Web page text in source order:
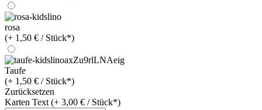
rosa
(+ 1,50 € / Stück*)
Taufe
(+ 1,50 € / Stück*)
Zurücksetzen
Karten Text (+ 3,00 € / Stück*)